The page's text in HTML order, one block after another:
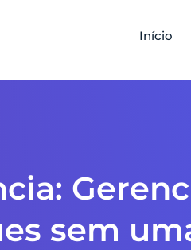
Início
sem